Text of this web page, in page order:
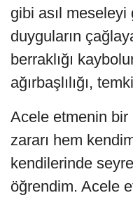
gibi asıl
duyguların
berraklığı
ağırbaşlılığı,
Acele etmenin
zararı hem
kendilerinde
öğrendim. Acele